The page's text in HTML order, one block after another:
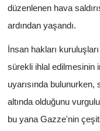
düzenlenen hava
ardından yaşandı.
İnsan hakları
sürekli ihlal edilmesinin
uyarısında
altında olduğunu
bu yana Gazze'nin